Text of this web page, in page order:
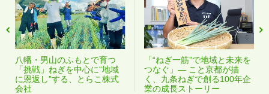
八幡・男山のふもとで育つ
「挑戦」ねぎを中心に“地域
に恩返し”する、とらこ株式
会社
「“ねぎ一筋”で地域と未来を
つなぐ」— こと京都が描
く、九条ねぎで創る100年企
業の成長ストーリー